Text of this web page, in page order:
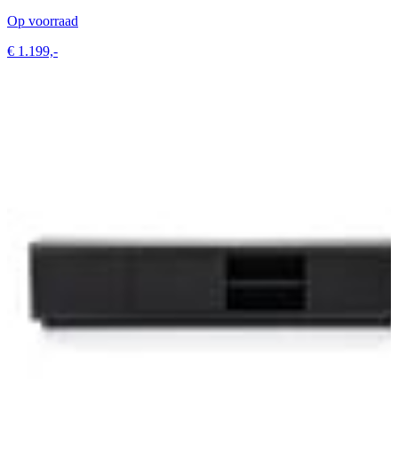
Op voorraad
€ 1.199,-